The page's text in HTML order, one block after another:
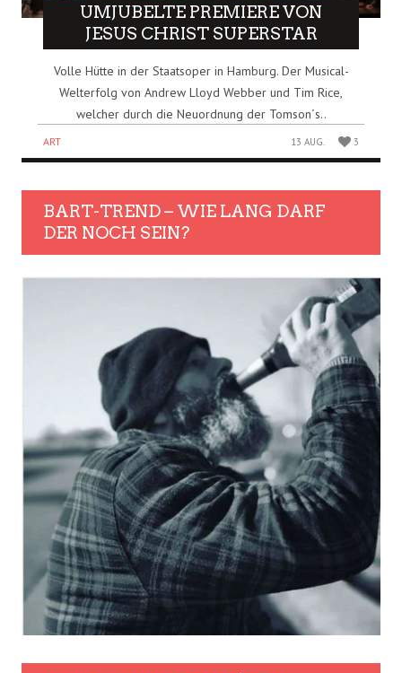
UMJUBELTE PREMIERE VON
JESUS CHRIST SUPERSTAR
Volle Hütte in der Staatsoper in Hamburg. Der Musical-
Welterfolg von Andrew Lloyd Webber und Tim Rice,
welcher durch die Neuordnung der Tomson´s..
ART 13 AUG. 3
BART-TREND – WIE LANG DARF
DER NOCH SEIN?